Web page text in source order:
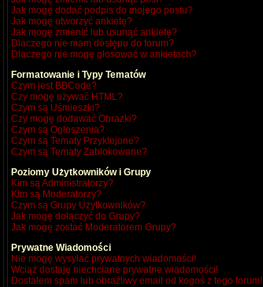
Jak mogę dodać podpis do mojego postu?
Jak mogę utworzyć ankietę?
Jak mogę zmienić lub usunąć ankietę?
Dlaczego nie mam dostępu do forum?
Dlaczego nie mogę głosować w ankietach?
Formatowanie i Typy Tematów
Czym jest BBCode?
Czy mogę używać HTML?
Czym są Uśmieszki?
Czy mogę dodawać Obrazki?
Czym są Ogłoszenia?
Czym są Tematy Przyklejone?
Czym są Tematy Zablokowane?
Poziomy Użytkowników i Grupy
Kim są Administratorzy?
Kim są Moderatorzy?
Czym są Grupy Użytkowników?
Jak mogę dołączyć do Grupy?
Jak mogę zostać Moderatorem Grupy?
Prywatne Wiadomości
Nie mogę wysyłać prywatnych wiadomości!
Wciąż dostaję niechciane prywatne wiadomości!
Dostałem spam lub obraźliwy email od kogoś z tego forum!